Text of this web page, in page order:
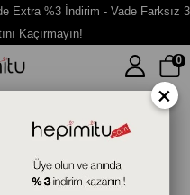
Extra %3 İndirim - Vade Farksız 3
Kaçırmayın!
0
Set ×